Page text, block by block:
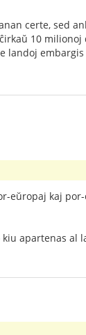
certe, sed
10
landoj
eŭropaj kaj
apartenas al